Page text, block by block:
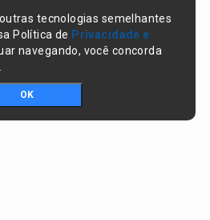
tecnologias semelhantes
Política de Privacidade e
navegando, você concorda
OK